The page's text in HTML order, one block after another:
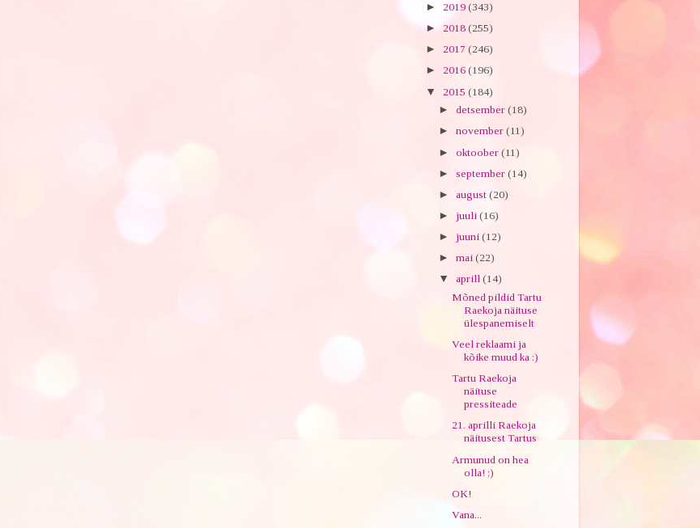
► 2019 (343)
► 2018 (255)
► 2017 (246)
► 2016 (196)
▼ 2015 (184)
► detsember (18)
► november (11)
► oktoober (11)
► september (14)
► august (20)
► juuli (16)
► juuni (12)
► mai (22)
▼ aprill (14)
Mõned pildid Tartu
Raekoja näituse
ülespanemiselt
Veel reklaami ja
kõike muud ka :)
Tartu Raekoja
näituse
pressiteade
21. aprilli Raekoja
näitusest Tartus
Armunud on hea
olla! ;)
OK!
Vana...